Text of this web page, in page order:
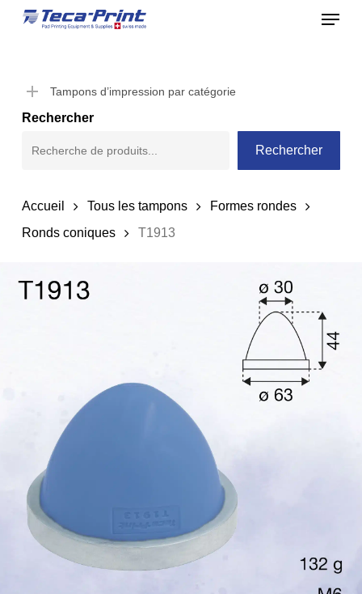
Skip
content
Menu
Tampons d’impression par catégorie
Rechercher
Rechercher
Accueil Tous les tampons
Formes rondes
Ronds coniques
T1913